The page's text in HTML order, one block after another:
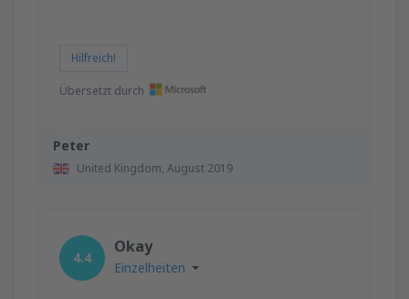
Peter
United Kingdom, August 2019
Hilfreich!
Übersetzt durch
4.4
Okay
Einzelheiten